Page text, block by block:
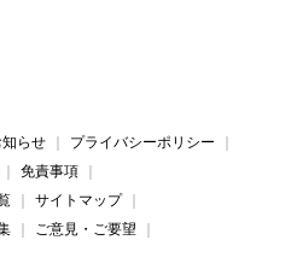
知らせ
プライバシーポリシー
免責事項
サイトマップ
ご意見・ご要望